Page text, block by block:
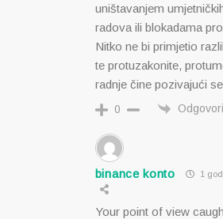
uništavanjem
radova ili blokadama
Nitko ne bi primjetio
te protuzakonite,
radnje čine pozivajući
0 Odgovori
binance konto 1
Your point of view